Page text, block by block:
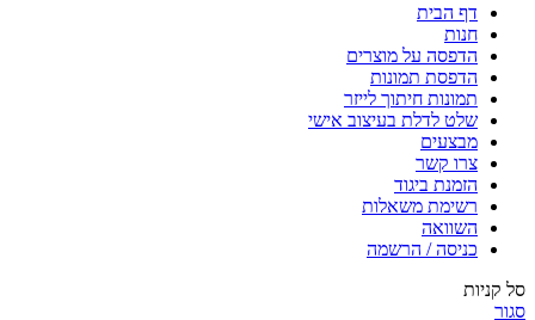
דף הבית
חנות
הדפסה על מוצרים
הדפסת תמונות
תמונות חיתוך לייזר
שלט לדלת בעיצוב אישי
מבצעים
צרו קשר
הזמנת ביגוד
רשימת משאלות
השוואה
כניסה / הרשמה
סל קניות
סגור